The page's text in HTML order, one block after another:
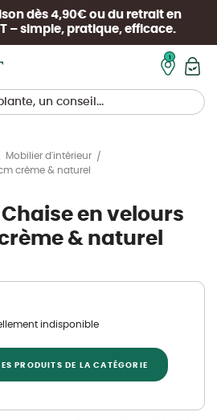
dès 4,90€ ou du retrait en
– simple, pratique, efficace.
Mobilier d'intérieur
crème & naturel
Chaise en velours
& naturel
indisponible
PRODUITS DE LA CATÉGORIE